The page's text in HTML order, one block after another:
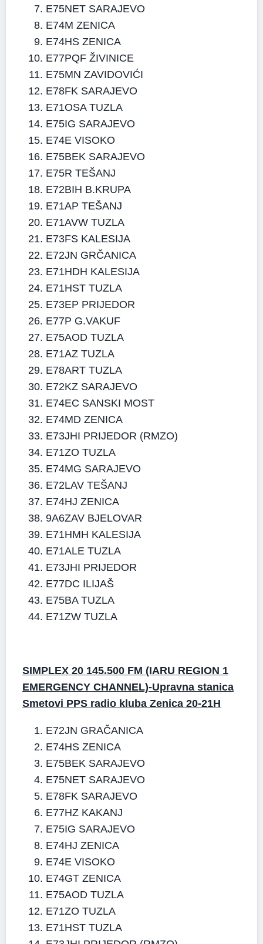
E75NET SARAJEVO
E74M ZENICA
E74HS ZENICA
E77PQF ŽIVINICE
E75MN ZAVIDOVIĆI
E78FK SARAJEVO
E71OSA TUZLA
E75IG SARAJEVO
E74E VISOKO
E75BEK SARAJEVO
E75R TEŠANJ
E72BIH B.KRUPA
E71AP TEŠANJ
E71AVW TUZLA
E73FS KALESIJA
E72JN GRČANICA
E71HDH KALESIJA
E71HST TUZLA
E73EP PRIJEDOR
E77P G.VAKUF
E75AOD TUZLA
E71AZ TUZLA
E78ART TUZLA
E72KZ SARAJEVO
E74EC SANSKI MOST
E74MD ZENICA
E73JHI PRIJEDOR (RMZO)
E71ZO TUZLA
E74MG SARAJEVO
E72LAV TEŠANJ
E74HJ ZENICA
9A6ZAV BJELOVAR
E71HMH KALESIJA
E71ALE TUZLA
E73JHI PRIJEDOR
E77DC ILIJAŠ
E75BA TUZLA
E71ZW TUZLA
SIMPLEX 20 145.500 FM (IARU REGION 1
EMERGENCY CHANNEL)-Upravna stanica
Smetovi PPS radio kluba Zenica 20-21H
E72JN GRAČANICA
E74HS ZENICA
E75BEK SARAJEVO
E75NET SARAJEVO
E78FK SARAJEVO
E77HZ KAKANJ
E75IG SARAJEVO
E74HJ ZENICA
E74E VISOKO
E74GT ZENICA
E75AOD TUZLA
E71ZO TUZLA
E71HST TUZLA